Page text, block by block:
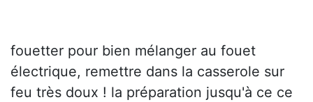
fouetter pour bien mélanger au fouet
électrique, remettre dans la casserole sur
feu très doux ! la préparation jusqu'à ce ce